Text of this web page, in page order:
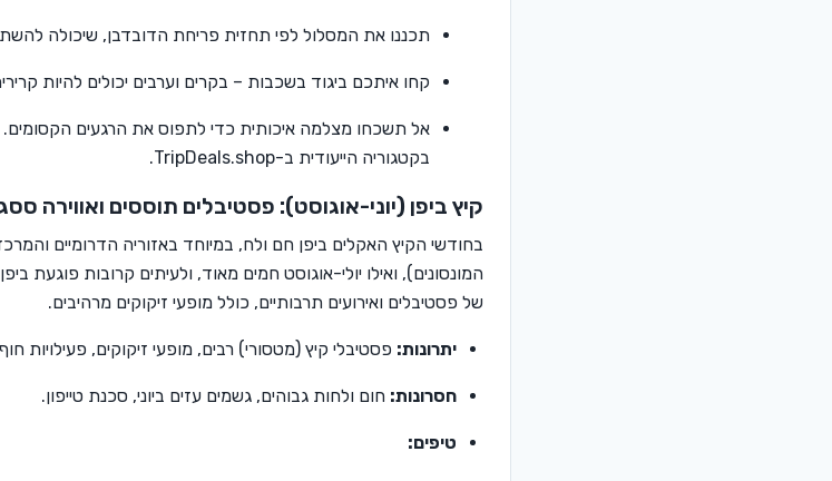
תכננו את המסלול לפי תחזית פריחת הדובדבן, שיכולה
קחו איתכם ביגוד בשכבות – בקרים וערבים יכולים להיות
אל תשכחו מצלמה איכותית כדי לתפוס את הרגעים הקסומים.
בקטגוריה הייעודית ב-TripDeals.shop.
קיץ ביפן (יוני-אוגוסט): פסטיבלים תוססים ואווירה
בחודשי הקיץ האקלים ביפן חם ולח, במיוחד באזוריה הדרומיים
המונסונים), ואילו יולי-אוגוסט חמים מאוד, ולעיתים קרובות פוגעת
של פסטיבלים ואירועים תרבותיים, כולל מופעי זיקוקים מרהיבים.
יתרונות: פסטיבלי קיץ (מטסורי) רבים, מופעי זיקוקים, פעילויות
חסרונות: חום ולחות גבוהים, גשמים עזים ביוני, סכנת טייפון.
טיפים: